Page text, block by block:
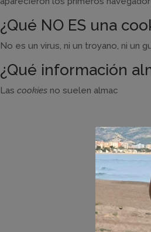
¿Qué NO ES una
No es un virus, ni un troyano, ni un
¿Qué información
Lascookies no suelen almac